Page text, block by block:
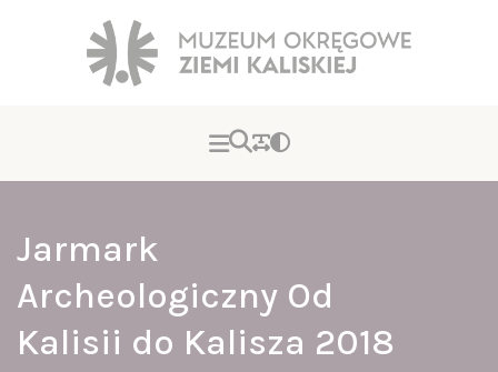
Jarmark
Archeologiczny Od
Kalisii do Kalisza 2018